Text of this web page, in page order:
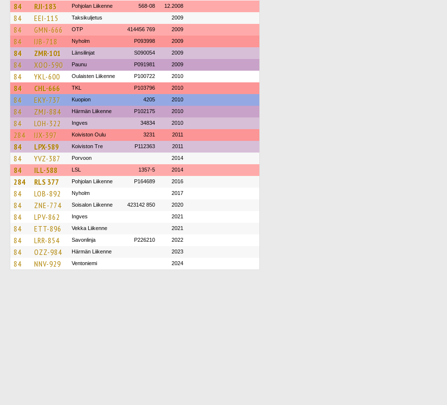
84 RJI-183 Pohjolan Liikenne 568-08 12.2008
84 EEI-115 Taksikuljetus 2009
84 GMN-666 OTP 414456 769 2009
84 IJB-718 Nyholm P093998 2009
84 ZMR-101 Länsilinjat S090054 2009
84 XOO-590 Paunu P091981 2009
84 YKL-600 Oulaisten Liikenne P100722 2010
84 CHL-666 TKL P103796 2010
84 EKY-737 Kuopion 4205 2010
84 ZMJ-884 Härmän Liikenne P102175 2010
84 LOH-322 Ingves 34834 2010
284 IJX-397 Koiviston Oulu 3231 2011
84 LPX-589 Koiviston Tre P112363 2011
84 YVZ-387 Porvoon 2014
84 ILL-588 LSL 1357-5 2014
284 RLS 377 Pohjolan Liikenne P164689 2016
84 LOB-892 Nyholm 2017
84 ZNE-774 Soisalon Liikenne 423142 850 2020
84 LPV-862 Ingves 2021
84 ETT-896 Vekka Liikenne 2021
84 LRR-854 Savonlinja P226210 2022
84 OZZ-984 Härmän Liikenne 2023
84 NNV-929 Ventoniemi 2024